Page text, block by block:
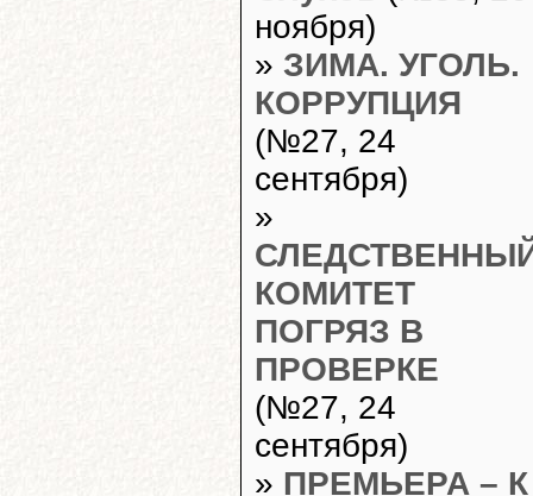
ноября)
» ЗИМА. УГОЛЬ.
КОРРУПЦИЯ
(№27, 24
сентября)
»
КОМИТЕТ
ПОГРЯЗ В
ПРОВЕРКЕ
(№27, 24
сентября)
» ПРЕМЬЕРА – К